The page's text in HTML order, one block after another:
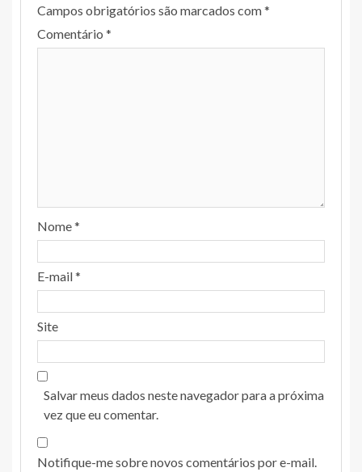
Campos obrigatórios são marcados com*
Comentário *
Nome*
E-mail*
Site
Salvar meus dados neste navegador para a próxima
vez que eu comentar.
Notifique-me sobre novos comentários por e-mail.